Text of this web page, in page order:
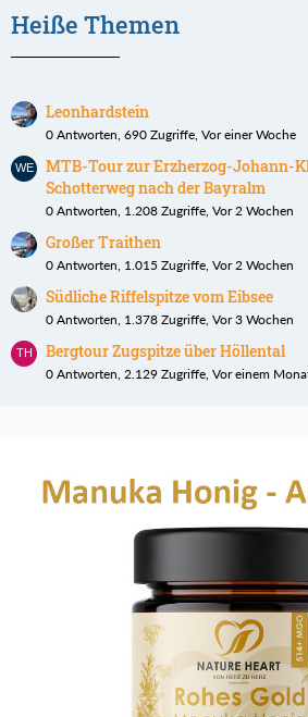
Heiße Themen
Leonhardstein
0 Antworten, 690 Zugriffe, Vor einer Woche
MTB-Tour zur Erzherzog-Johann-
Schotterweg nach der Bayralm
0 Antworten, 1.208 Zugriffe, Vor 2 Wochen
Großer Traithen
0 Antworten, 1.015 Zugriffe, Vor 2 Wochen
Südliche Riffelspitze vom Eibsee
0 Antworten, 1.378 Zugriffe, Vor 3 Wochen
Bergtour Zugspitze über Höllental
0 Antworten, 2.129 Zugriffe, Vor einem